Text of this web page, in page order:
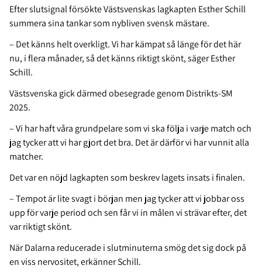
Efter slutsignal försökte Västsvenskas lagkapten Esther Schill
summera sina tankar som nybliven svensk mästare.
– Det känns helt overkligt. Vi har kämpat så länge för det här
nu, i flera månader, så det känns riktigt skönt, säger Esther
Schill.
Västsvenska gick därmed obesegrade genom Distrikts-SM
2025.
– Vi har haft våra grundpelare som vi ska följa i varje match och
jag tycker att vi har gjort det bra. Det är därför vi har vunnit alla
matcher.
Det var en nöjd lagkapten som beskrev lagets insats i finalen.
– Tempot är lite svagt i början men jag tycker att vi jobbar oss
upp för varje period och sen får vi in målen vi strävar efter, det
var riktigt skönt.
När Dalarna reducerade i slutminuterna smög det sig dock på
en viss nervositet, erkänner Schill.